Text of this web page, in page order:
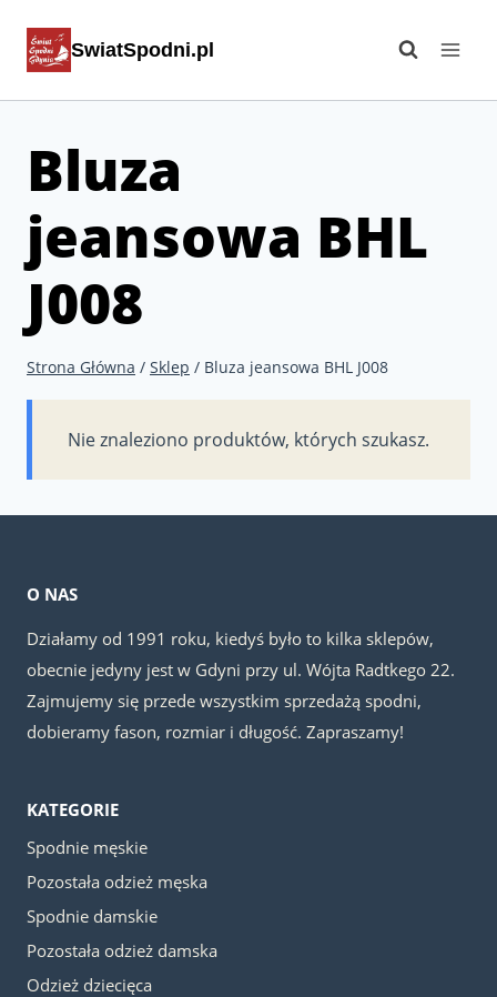
SwiatSpodni.pl
Bluza
jeansowa BHL
J008
Strona Główna / Sklep / Bluza jeansowa BHL J008
Nie znaleziono produktów, których szukasz.
O NAS
Działamy od 1991 roku, kiedyś było to kilka sklepów,
obecnie jedyny jest w Gdyni przy ul. Wójta Radtkego 22.
Zajmujemy się przede wszystkim sprzedażą spodni,
dobieramy fason, rozmiar i długość. Zapraszamy!
KATEGORIE
Spodnie męskie
Pozostała odzież męska
Spodnie damskie
Pozostała odzież damska
Odzież dziecięca